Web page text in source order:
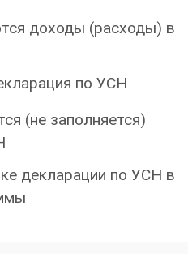
доходы (расходы) в
по УСН
(не заполняется)
декларации по УСН в